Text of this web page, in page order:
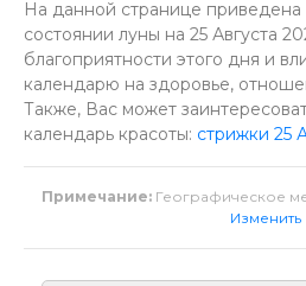
На данной странице
состоянии луны на 25 Августа
благоприятности этого дня и
календарю на здоровье,
Также, Вас может
календарь красоты: стрижки 25
Примечание: Географическое
Изменить